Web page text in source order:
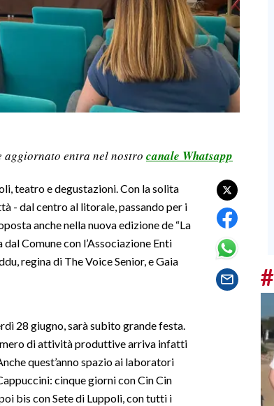
aggiornato entra nel nostro canale Whatsapp
teatro e degustazioni. Con la solita
- dal centro al litorale, passando per i
anche nella nuova edizione de “La
Comune con l’Associazione Enti
regina di The Voice Senior, e Gaia
28 giugno, sarà subito grande festa.
di attività produttive arriva infatti
quest’anno spazio ai laboratori
cinque giorni con Cin Cin
bis con Sete di Luppoli, con tutti i
#